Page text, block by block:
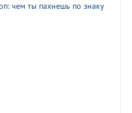
чем ты пахнешь по знаку